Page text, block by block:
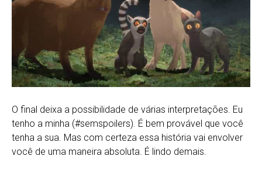
O final deixa a possibilidade de várias interpretações. Eu
tenho a minha (#semspoilers). É bem provável que você
tenha a sua. Mas com certeza essa história vai envolver
você de uma maneira absoluta. É lindo demais.